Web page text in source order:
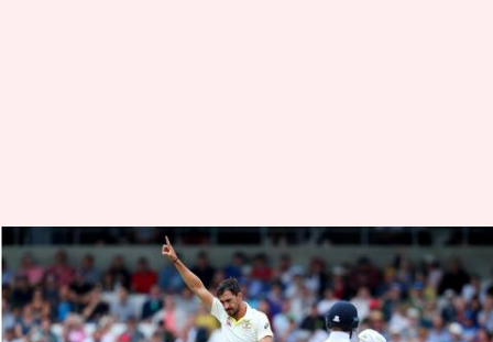
टेस्ट क्रिकेट: ऑस्ट्रेलिया के तेज गेंदबाज
मिचेल स्टार्क का भारत के खिलाफ
कैसा रहा है प्रदर्शन?